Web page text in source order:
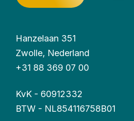
Hanzelaan 351
Zwolle, Nederland
+31 88 369 07 00
KvK - 60912332
BTW - NL854116758B01